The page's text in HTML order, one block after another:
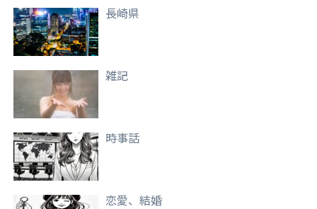
長崎県
雑記
時事話
恋愛、結婚